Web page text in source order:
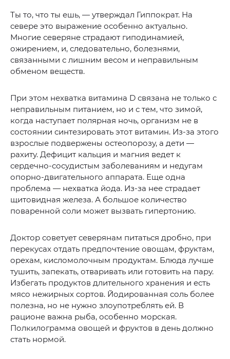
Ты то, что ты ешь, — утверждал Гиппократ. На
севере это выражение особенно актуально.
Многие северяне страдают гиподинамией,
ожирением, и, следовательно, болезнями,
связанными с лишним весом и неправильным
обменом веществ.
При этом нехватка витамина D связана не только с
неправильным питанием, но и с тем, что зимой,
когда наступает полярная ночь, организм не в
состоянии синтезировать этот витамин. Из-за этого
взрослые подвержены остеопорозу, а дети —
рахиту. Дефицит кальция и магния ведет к
сердечно-сосудистым заболеваниям и недугам
опорно-двигательного аппарата. Еще одна
проблема — нехватка йода. Из-за нее страдает
щитовидная железа. А большое количество
поваренной соли может вызвать гипертонию.
Доктор советует северянам питаться дробно, при
перекусах отдать предпочтение овощам, фруктам,
орехам, кисломолочным продуктам. Блюда лучше
тушить, запекать, отваривать или готовить на пару.
Избегать продуктов длительного хранения и есть
мясо нежирных сортов. Йодированная соль более
полезна, но не нужно злоупотреблять ей. В
рационе важна рыба, особенно морская.
Полкилограмма овощей и фруктов в день должно
стать нормой.